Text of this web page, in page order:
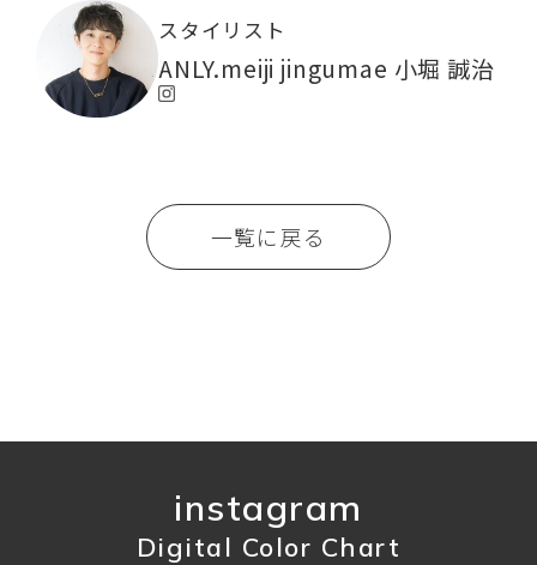
スタイリスト
ANLY.meiji jingumae 小堀 誠治
一覧に戻る
instagram
Digital Color Chart